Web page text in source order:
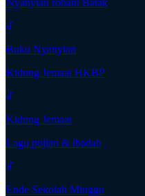
Nyanyian rohani Batak
Buku Nyanyian
Kidung Jemaat HKBP
Kidung Jemaat
Lagu pujian & ibadah
Ende Sekolah Minggu